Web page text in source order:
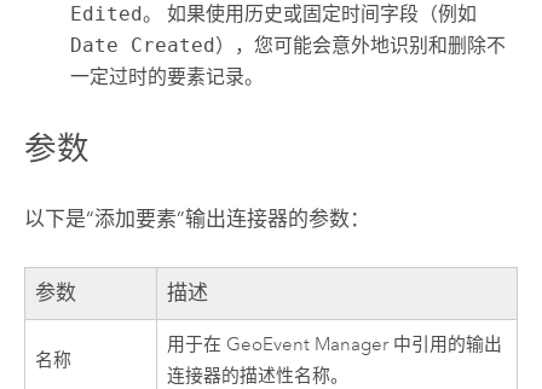
Edited。 如果使用历史或固定时间字段（例如
Date Created），您可能会意外地识别和删除不
一定过时的要素记录。
参数
以下是“添加要素”输出连接器的参数：
参数 描述
名称
用于在 GeoEvent Manager 中引用的输出
连接器的描述性名称。